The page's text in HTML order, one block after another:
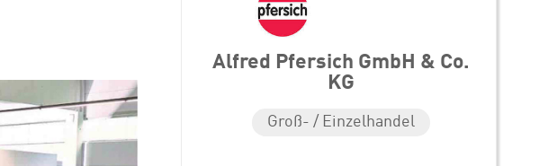
Alfred Pfersich GmbH & Co.
KG
Groß- / Einzelhandel